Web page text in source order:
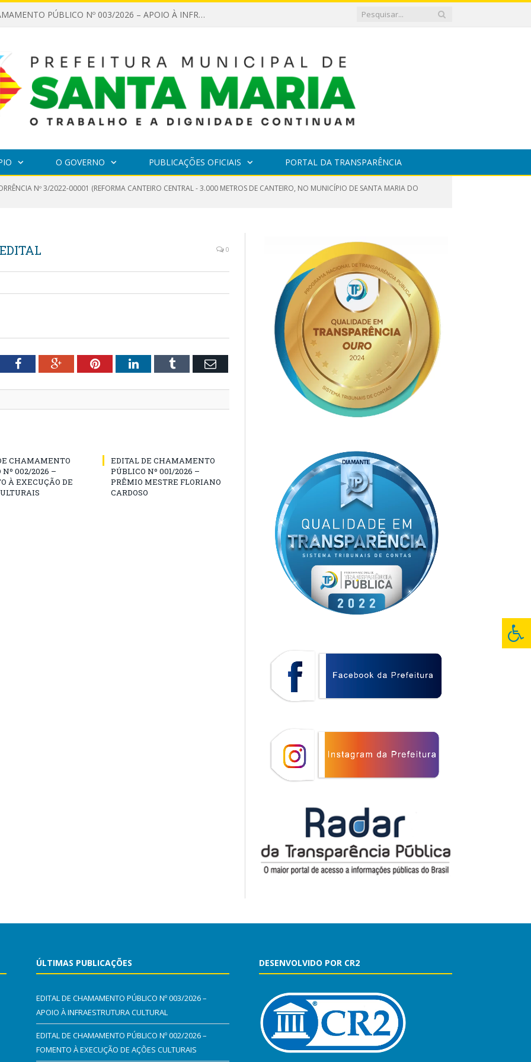
EDITAL DE CHAMAMENTO PÚBLICO Nº 003/2026 – APOIO À INFRAESTRUTURA CULTURAL
O GOVERNO PUBLICAÇÕES OFICIAIS PORTAL DA TRANSPARÊNCIA
Nº 3/2022-00001 (REFORMA CANTEIRO CENTRAL - 3.000 METROS DE CANTEIRO, NO MUNICÍPIO DE SANTA MARIA DO
0
FacebookGoogle+PinterestLinkedInTumblr Email
CHAMAMENTO
Nº 002/2026 –
À EXECUÇÃO DE
EDITAL DE CHAMAMENTO
PÚBLICO Nº 001/2026 –
PRÊMIO MESTRE FLORIANO
CARDOSO
ÚLTIMAS PUBLICAÇÕES
EDITAL DE CHAMAMENTO PÚBLICO Nº 003/2026 –
APOIO À INFRAESTRUTURA CULTURAL
EDITAL DE CHAMAMENTO PÚBLICO Nº 002/2026 –
FOMENTO À EXECUÇÃO DE AÇÕES CULTURAIS
DESENVOLVIDO POR CR2